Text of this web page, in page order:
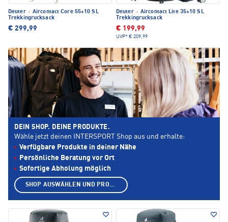
Deuter · Aircontact Core 55+10 SL
Trekkingrucksack
€ 299,99
Deuter · Aircontact Lite 35+10 SL
Trekkingrucksack
€ 199,99
UVP* € 209,99
DEIN SHOP. DEINE PRODUKTE.
Wähle jetzt deinen INTERSPORT Shop aus und erhalte:
Verfügbare Produkte in deiner Nähe
Persönliche Beratung vor Ort
Sofortige Abholung möglich
SHOP AUSWÄHLEN UND PRODUKTE ANZEIGEN